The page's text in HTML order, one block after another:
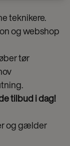
teknikere.
og webshop
tør
tilbud i dag!
og gælder